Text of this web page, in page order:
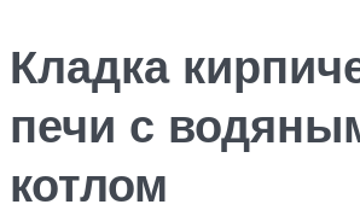
Кладка
печи с
котлом